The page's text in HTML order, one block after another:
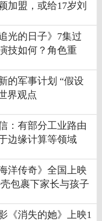
加盟，或给17岁刘
光的日子》7集过
技如何？角色重
的军事计划 “假设
界观点
：有部分工业路由
边缘计算等领域
洋传奇》全国上映
包裹下家长与孩子
《消失的她》上映1